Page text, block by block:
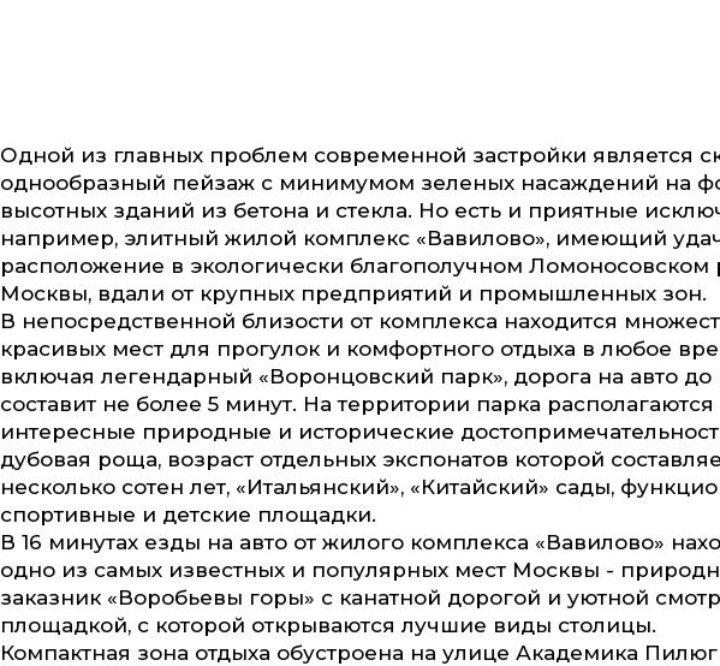
Одной из главных проблем современной застройки является
однообразный пейзаж с минимумом зеленых насаждений на
высотных зданий из бетона и стекла. Но есть и приятные
например, элитный жилой комплекс «Вавилово», имеющий
расположение в экологически благополучном Ломоносовском
Москвы, вдали от крупных предприятий и промышленных зон.
В непосредственной близости от комплекса находится
красивых мест для прогулок и комфортного отдыха в любое
включая легендарный «Воронцовский парк», дорога на авто до
составит не более 5 минут. На территории парка располагаются
интересные природные и исторические
дубовая роща, возраст отдельных экспонатов которой
несколько сотен лет, «Итальянский», «Китайский» сады,
спортивные и детские площадки.
В 16 минутах езды на авто от жилого комплекса «Вавилово»
одно из самых известных и популярных мест Москвы -
заказник «Воробьевы горы» с канатной дорогой и уютной
площадкой, с которой открываются лучшие виды столицы.
Компактная зона отдыха обустроена на улице Академика